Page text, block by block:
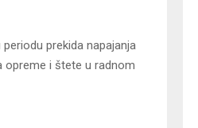
prekida napajanja
opreme i štete u radnom